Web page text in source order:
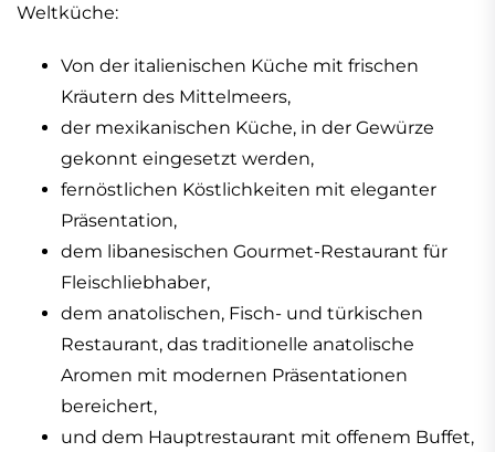
Weltküche:
Von der italienischen Küche mit frischen
Kräutern des Mittelmeers,
der mexikanischen Küche, in der Gewürze
gekonnt eingesetzt werden,
fernöstlichen Köstlichkeiten mit eleganter
Präsentation,
dem libanesischen Gourmet-Restaurant für
Fleischliebhaber,
dem anatolischen, Fisch- und türkischen
Restaurant, das traditionelle anatolische
Aromen mit modernen Präsentationen
bereichert,
und dem Hauptrestaurant mit offenem Buffet,